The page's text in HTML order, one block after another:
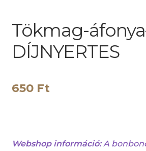
Tökmag-
DÍJNYERTES
650 Ft
Webshop információ:A